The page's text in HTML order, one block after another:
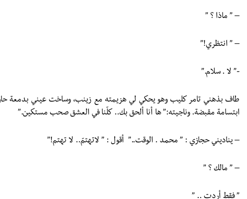
– ” ماذا ؟ ”
– ” انتظري!”
-” لا . سلام.”
طاف بذهني تامر كليب وهو يحكي لي هزيمته مع زينب، وساخت عيني بدمعة
ابتسامة مقبضة. وناجيته:” ها أنا ألحق بك.. كلّنا في العشق صحب مستكين.”
– يناديني حجازي : ” محمد . الوقت..” أقول : ” لاتهتمّ.. لا تهتم!”
– ” مالك ؟ ”
” فقط أردت .. ”